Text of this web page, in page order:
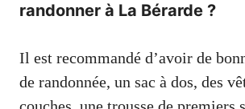
randonner à La Bérarde ?
Il est recommandé d’avoir de
de randonnée, un sac à dos, des